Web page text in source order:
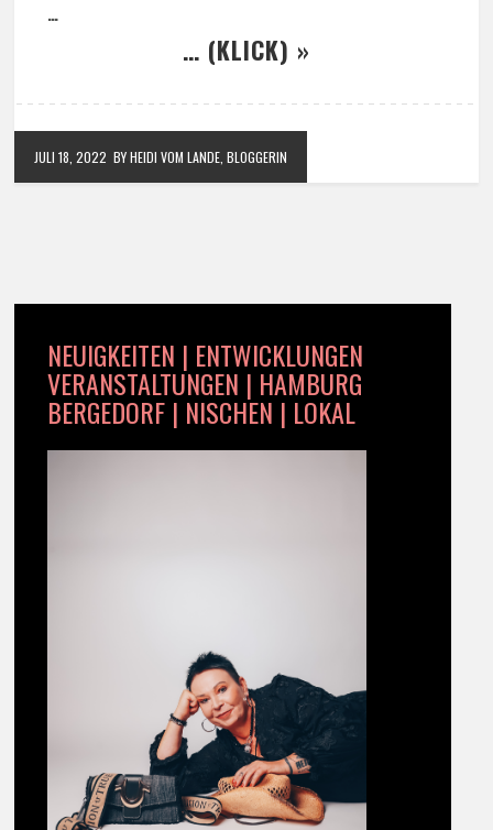
…
… (KLICK) »
JULI 18, 2022 BY HEIDI VOM LANDE, BLOGGERIN
NEUIGKEITEN | ENTWICKLUNGEN
VERANSTALTUNGEN | HAMBURG
BERGEDORF | NISCHEN | LOKAL